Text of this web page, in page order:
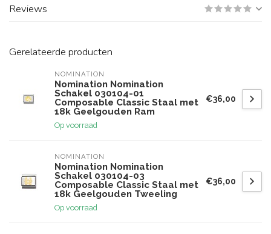
Reviews
Gerelateerde producten
NOMINATION
Nomination Nomination
Schakel 030104-01
Composable Classic Staal met
18k Geelgouden Ram
Op voorraad
€36,00
NOMINATION
Nomination Nomination
Schakel 030104-03
Composable Classic Staal met
18k Geelgouden Tweeling
Op voorraad
€36,00